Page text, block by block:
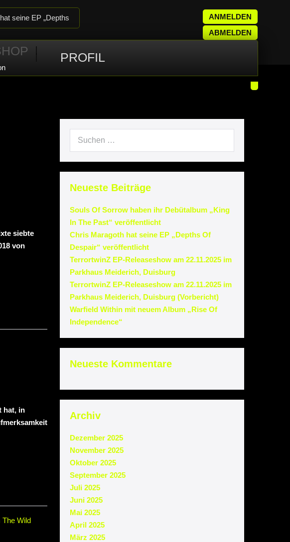
seine EP „Depths
Warfield Within mit
im ROTTSTR5-
ANMELDEN
ABMELDEN
PROFIL
siebte
von
hat, in
The Wild
Neueste Beiträge
Souls Of Sorrow haben ihr Debütalbum „King
In The Past“ veröffentlicht
Chris Maragoth hat seine EP „Depths Of
Despair“ veröffentlicht
TerrortwinZ EP-Releaseshow am 22.11.2025 im
Parkhaus Meiderich, Duisburg
TerrortwinZ EP-Releaseshow am 22.11.2025 im
Parkhaus Meiderich, Duisburg (Vorbericht)
Warfield Within mit neuem Album „Rise Of
Independence“
Neueste Kommentare
Archiv
Dezember 2025
November 2025
Oktober 2025
September 2025
Juli 2025
Juni 2025
Mai 2025
April 2025
März 2025